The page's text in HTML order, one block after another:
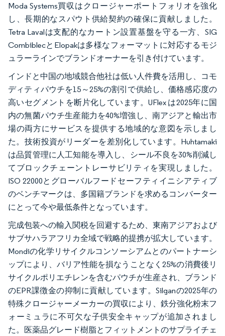
Moda Systems買収はクロージャーポートフォリオを強化
し、長期的なスパウト供給契約の確保に貢献しました。
Tetra Lavalは支配的なカートン設置基盤を守る一方、SIG
CombiblecとElopakは多様なフォーマットに対応するモジ
ュラーラインでブランドオーナーを引き付けています。
インドと中国の地域競合他社は低い人件費を活用し、コモ
ディティパウチを15～25%の割引で供給し、価格感応度の
高いセグメントを断片化しています。UFlex は2025年に国
内の無菌パウチ生産能力を40%増強し、南アジアと輸出市
場の両方にサービスを提供する地域的な意図を示しまし
た。技術投資がリーダーを差別化しています。Huhtamaki
は品質管理に人工知能を導入し、シール不良を30%削減し
てブロックチェーントレーサビリティを実現しました。
ISO 22000とグローバルフードセーフティイニシアティブ
のベンチマークは、多国籍ブランドを求めるコンバーター
にとって今や最低条件となっています。
完成包装への輸入関税を回避するため、東南アジアおよび
サブサハラアフリカ全域で戦略的提携が拡大しています。
Mondiの化学リサイクルコンソーシアムとのパートナーシ
ップにより、バリア性能を損なうことなく25%の消費後リ
サイクルポリエチレンを含むパウチが生産され、ブランド
のEPR課徴金の抑制に貢献しています。Silganの2025年の
特殊クロージャーメーカーの買収により、鉄分強化粉末フ
ォーミュラに不可欠な子供安全キャップが追加されまし
た。医薬品グレード樹脂とフィットメントのサプライチェ